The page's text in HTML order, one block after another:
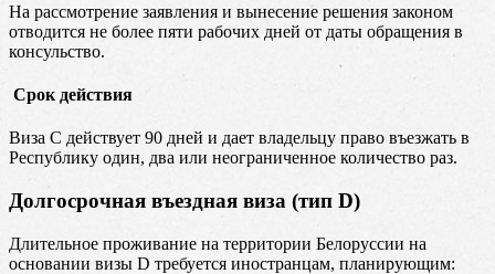
На рассмотрение заявления и вынесение решения законом
отводится не более пяти рабочих дней от даты обращения в
консульство.
Срок действия
Виза С действует 90 дней и дает владельцу право въезжать в
Республику один, два или неограниченное количество раз.
Долгосрочная въездная виза (тип D)
Длительное проживание на территории Белоруссии на
основании визы D требуется иностранцам, планирующим: